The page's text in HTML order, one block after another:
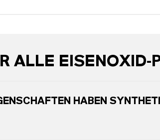
ALLE EISENOXID-
HABEN